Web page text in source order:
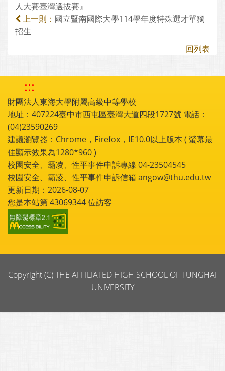
人大賽臺灣選拔賽』
上一則： 國立暨南國際大學114學年度特殊選才單獨
招生
回列表
:::
財團法人東海大學附屬高級中等學校
地址：407224臺中市西屯區臺灣大道四段1727號 電話：
(04)23590269
建議瀏覽器：Chrome，Firefox，IE10.0以上版本 ( 螢幕最
佳顯示效果為1280*960 )
校園安全、霸凌、性平事件申訴專線 04-23504545
校園安全、霸凌、性平事件申訴信箱 angow@thu.edu.tw
更新日期：2026-08-07
您是本站第43069344位訪客
Copyright (C) THE AFFILIATED HIGH SCHOOL OF TUNGHAI
UNIVERSITY